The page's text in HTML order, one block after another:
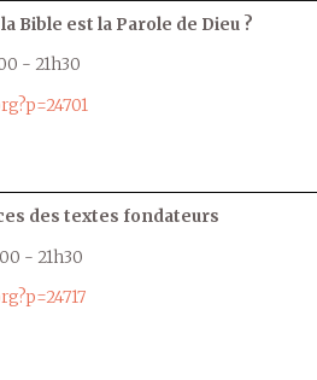
Bible est la Parole de Dieu ?
- 21h30
des textes fondateurs
- 21h30